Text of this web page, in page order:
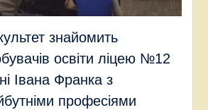
знайомить
освіти ліцею №12
Івана Франка з
професіями